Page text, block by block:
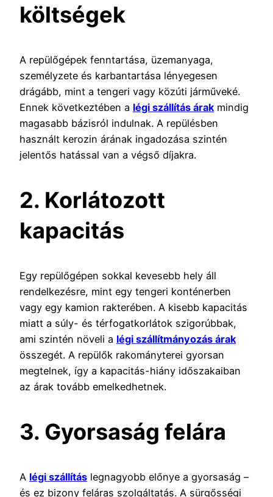
költségek
A repülőgépek fenntartása, üzemanyaga,
személyzete és karbantartása lényegesen
drágább, mint a tengeri vagy közúti járműveké.
Ennek következtében a légi szállítás árak mindig
magasabb bázisról indulnak. A repülésben
használt kerozin árának ingadozása szintén
jelentős hatással van a végső díjakra.
2. Korlátozott
kapacitás
Egy repülőgépen sokkal kevesebb hely áll
rendelkezésre, mint egy tengeri konténerben
vagy egy kamion rakterében. A kisebb kapacitás
miatt a súly- és térfogatkorlátok szigorúbbak,
ami szintén növeli a légi szállítmányozás árak
összegét. A repülők rakományterei gyorsan
megtelnek, így a kapacitás-hiány időszakaiban
az árak tovább emelkedhetnek.
3. Gyorsaság felára
A légi szállítás legnagyobb előnye a gyorsaság –
és ez bizony feláras szolgáltatás. A sürgősségi